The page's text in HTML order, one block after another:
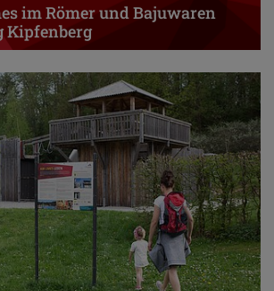
im Römer und Bajuwaren
Kipfenberg